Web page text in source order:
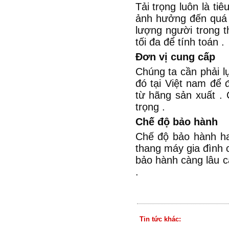
Tải trọng luôn là
ảnh hưởng đến
lượng người trong
tối đa để tính toán .
Đơn vị cung cấp
Chúng ta cần phải
đó tại Việt nam để
từ hãng sản xuất .
trọng .
Chế độ bảo hành
Chế độ bảo hành
thang máy gia đình
bảo hành càng lâu
.
Tin tức khác: